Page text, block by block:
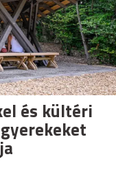
és kültéri